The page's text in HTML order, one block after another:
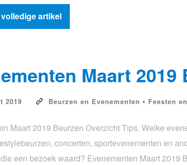
artikel
Maart
2019 Beurzen en Evenementen • Feesten
Maart 2019 Beurzen Overzicht Tips. Welke
concerten, sportevenementen en
een bezoek waard? Evenementen Maart 2019